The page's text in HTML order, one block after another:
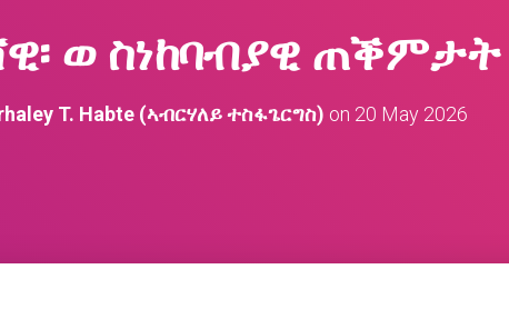
ወ ስነከባብያዊ ጠቕምታት
T. Habte (ኣብርሃለይ ተስፋጌርግስ) on 20 May 2026